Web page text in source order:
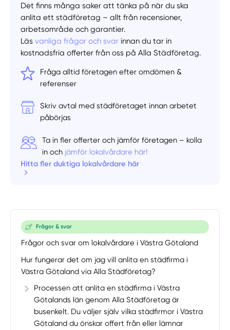
Det finns många saker att tänka på när du ska
anlita ett städföretag – allt från recensioner,
arbetsområde och garantier.
Läsvanliga frågor och svar innan du tar in
kostnadsfria offerter från oss på Alla Städföretag.
Fråga alltid företagen efter omdömen &
referenser
Skriv avtal med städföretaget innan arbetet
påbörjas
Ta in fler offerter och jämför företagen – kolla
in och jämför lokalvårdare här!
Hitta fler duktiga lokalvårdare här
Frågor & svar
Frågor och svar om lokalvårdare i Västra Götaland
Hur fungerar det om jag vill anlita en städfirma i
Västra Götaland via Alla Städföretag?
Processen att anlita en städfirma i Västra
Götalands län genom Alla Städföretag är
busenkelt. Du väljer själv vilka städfirmor i Västra
Götaland du önskar offert från eller lämnar